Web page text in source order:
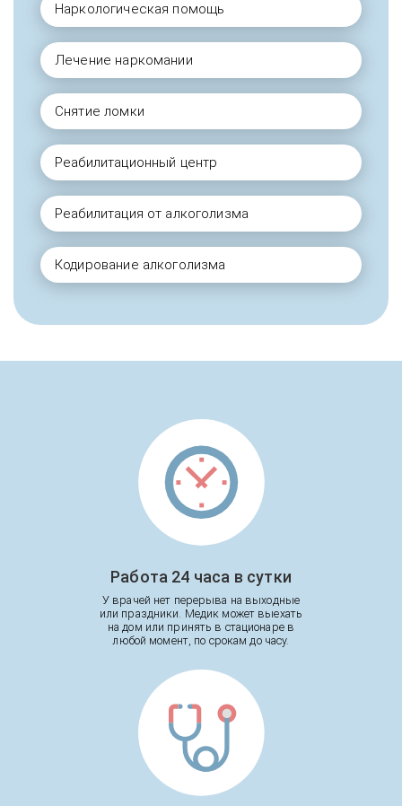
Наркологическая помощь
Лечение наркомании
Снятие ломки
Реабилитационный центр
Реабилитация от алкоголизма
Кодирование алкоголизма
Работа 24 часа в сутки
У врачей нет перерыва на выходные
или праздники. Медик может выехать
на дом или принять в стационаре в
любой момент, по срокам до часу.